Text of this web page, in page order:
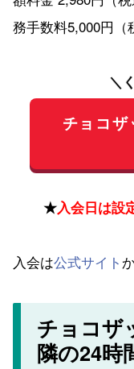
務手数料5,000円（
＼
チョコ
★入会日は設
入会は公式サイト
チョコザ
隣の24時